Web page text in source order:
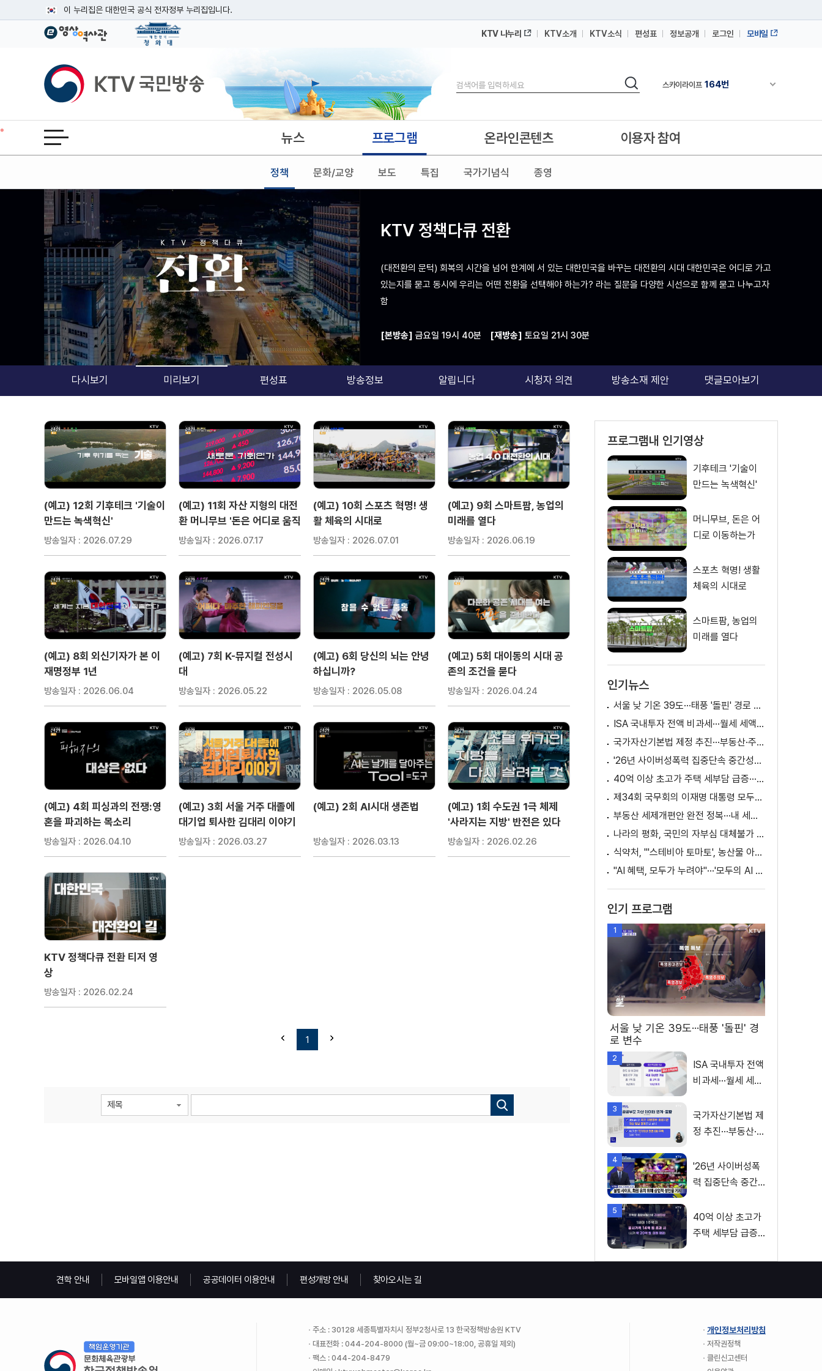
이 누리집은 대한민국 공식 전자정부 누리집입니다.
공식 누리집 주소 확인하기
이밖에 or.kr 또는 .kr등 다른 도메인 주소를 사용하고 있다면 아래 URL에서 도메인 주소를 확인해 보세요
운영중인 공식 누리집보기
KTV 나누리 KTV소개 KTV소식 편성표 정보공개 로그인 모바일
KTV국민방송
검색
검색 채널안내 펼쳐
IPTV(KT, SKB, LGU+)
IPTV(KT, SKB, LGU+)
전체메뉴 열기 뉴스 프로그램
정책 문화/교양 보도 특집 국가기념식 종영
온라인콘텐츠 이용자 참여
KTV 정책다큐 전환
(대전환의 문턱) 회복의 시간을 넘어 한계에 서 있는 대한민국을 바꾸는 대전환의 시대 대한민국은 어디로 가고
있는지를 묻고 동시에 우리는 어떤 전환을 선택해야 하는가? 라는 질문을 다양한 시선으로 함께 묻고 나누고자
함
[본방송] 금요일 19시 40분 [재방송] 토요일 21시 30분
다시보기 미리보기 편성표 방송정보 알립니다 시청자 의견 방송소재 제안 댓글모아보기
(예고) 12회 기후테크 '기술이
만드는 녹색혁신'
방송일자 : 2026.07.29
(예고) 11회 자산 지형의 대전
환 머니무브 '돈은 어디로 움직
이는가'
방송일자 : 2026.07.17
(예고) 10회 스포츠 혁명! 생
활 체육의 시대로
방송일자 : 2026.07.01
(예고) 9회 스마트팜, 농업의
미래를 열다
방송일자 : 2026.06.19
(예고) 8회 외신기자가 본 이
재명정부 1년
방송일자 : 2026.06.04
(예고) 7회 K-뮤지컬 전성시
대
방송일자 : 2026.05.22
(예고) 6회 당신의 뇌는 안녕
하십니까?
방송일자 : 2026.05.08
(예고) 5회 대이동의 시대 공
존의 조건을 묻다
방송일자 : 2026.04.24
(예고) 4회 피싱과의 전쟁:영
혼을 파괴하는 목소리
방송일자 : 2026.04.10
(예고) 3회 서울 거주 대졸에
대기업 퇴사한 김대리 이야기
방송일자 : 2026.03.27
(예고) 2회 AI시대 생존법
방송일자 : 2026.03.13
(예고) 1회 수도권 1극 체제
'사라지는 지방' 반전은 있다
방송일자 : 2026.02.26
KTV 정책다큐 전환 티저 영
상
방송일자 : 2026.02.24
1
검색 조건
제목
검색어 입력
검색
프로그램내 인기영상
기후테크 '기술이
만드는 녹색혁신'
머니무브, 돈은 어
디로 이동하는가
스포츠 혁명! 생활
체육의 시대로
스마트팜, 농업의
미래를 열다
인기뉴스
서울 낮 기온 39도···태풍 '돌핀' 경로 변수
ISA 국내투자 전액 비과세···월세 세액공제 확대
국가자산기본법 제정 추진···부동산·주식 등 통합 관리
'26년 사이버성폭력 집중단속 중간성과 발표···향후 추진계획은?
40억 이상 초고가 주택 세부담 급증···실수요자 보호 강화
제34회 국무회의 이재명 대통령 모두발언
부동산 세제개편안 완전 정복···내 세금 어떻게 달라지나? [K-정책 사용법]
나라의 평화, 국민의 자부심 대체불가 대한민국 이재명 대통령 모두말씀
식약처, "'스테비아 토마토', 농산물 아닌 가공식품"
"AI 혜택, 모두가 누려야"···'모두의 AI 성장사다리' 출범
인기 프로그램
1
서울 낮 기온 39도···태풍 '돌핀' 경
로 변수
2
ISA 국내투자 전액
비과세···월세 세액
3
국가자산기본법 제
정 추진···부동산·주
4
'26년 사이버성폭
력 집중단속 중간
진계획은?
5
40억 이상 초고가
주택 세부담 급증···
화
견학 안내 모바일앱 이용안내 공공데이터 이용안내 편성개방 안내 찾아오시는 길
주소 : 30128 세종특별자치시 정부2청사로 13 한국정책방송원 KTV
대표전화 : 044-204-8000 (월~금 09:00~18:00, 공휴일 제외)
팩스 : 044-204-8479
개인정보처리방침
저작권정책
클린신고센터